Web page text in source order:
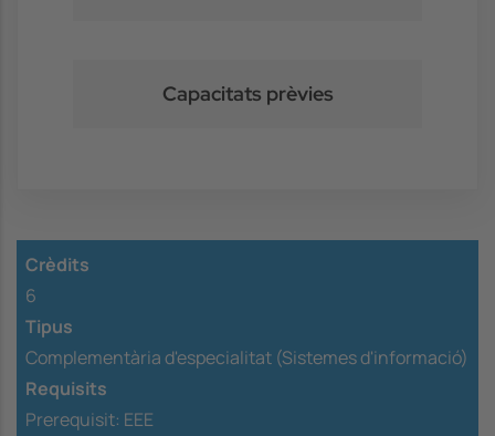
Capacitats prèvies
Crèdits
6
Tipus
Complementària d'especialitat (Sistemes d'informació)
Requisits
Prerequisit: EEE